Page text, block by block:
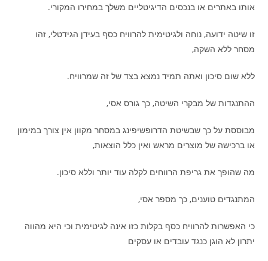
אותו באתרים או בנכסים הדיגיטליים משלך במחירו המקורי.
זו שיטה ידועה, נוחה ולגיטימית להרוויח כסף בעידן הגידטלי, זהו
מסחר ללא השקה,
ללא שום סיכון ואתה תמיד נמצא בצד של זה שמרוויח.
ההתנגדות של מבקרי השיטה, כך גורס אסי,
מבוססת על כך שבשיטת הדרופשיפינג במסחר מקוון אין צורך במימון
או ברכישה של מוצרים מראש ואין כלל הוצאות,
מה שהופך את גריפת הרווחים לקלה עוד יותר וללא סיכון.
המתנגדים טוענים, כך מספר אסי,
כי האפשרות להרוויח כסף בקלות כזו אינה לגיטימית וכי היא מהווה
יתרון לא הוגן כנגד עובדים או עסקים